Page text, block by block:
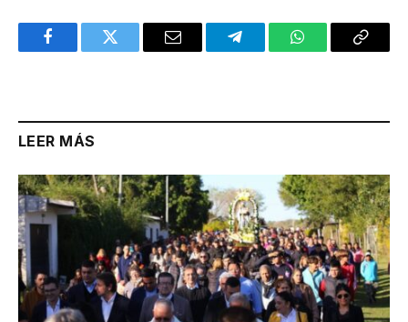
FacebookTwitter Email TelegramWhatsAppCopy
LEER MÁS